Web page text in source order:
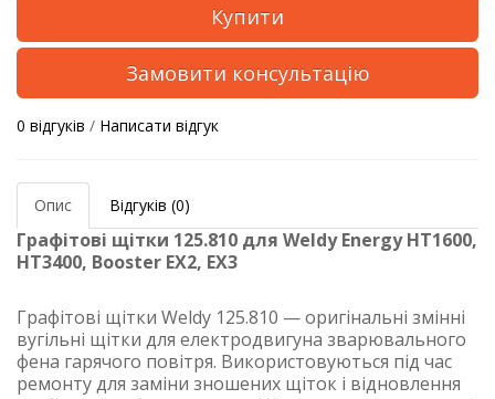
Купити
Замовити консультацію
0 відгуків / Написати відгук
Опис Відгуків (0)
Графітові щітки 125.810 для Weldy Energy HT1600,
HT3400, Booster EX2, EX3
Графітові щітки Weldy 125.810 — оригінальні змінні
вугільні щітки для електродвигуна зварювального
фена гарячого повітря. Використовуються під час
ремонту для заміни зношених щіток і відновлення